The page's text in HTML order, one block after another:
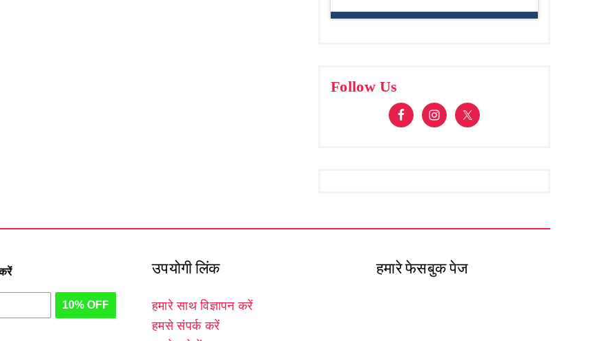
Follow Us
10% OFF
उपयोगी लिंक
हमारे साथ विज्ञापन करें
हमसे संपर्क करें
हमारे फेसबुक पेज